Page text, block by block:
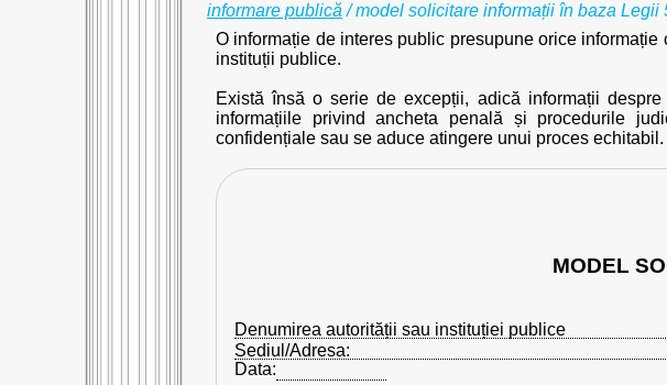
informare publică / model solicitare informații în baza Legii
O informație de interes public presupune orice
instituții publice.
Există însă o serie de excepții, adică informații
informațiile privind ancheta penală și procedurile
confidențiale sau se aduce atingere unui proces echitabil.
MODEL
Denumirea autorității sau instituției publice
Sediul/Adresa:
Data: